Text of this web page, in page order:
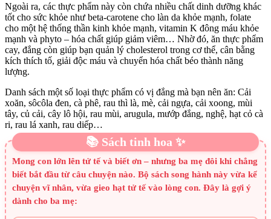
Ngoài ra, các thực phẩm này còn chứa nhiều chất dinh dưỡng khác
tốt cho sức khỏe như beta-carotene cho làn da khỏe mạnh, folate
cho một hệ thống thần kinh khỏe mạnh, vitamin K đông máu khỏe
mạnh và phyto – hóa chất giúp giảm viêm… Nhờ đó, ăn thực phẩm
cay, đắng còn giúp bạn quản lý cholesterol trong cơ thể, cân bằng
kích thích tố, giải độc máu và chuyển hóa chất béo thành năng
lượng.
Danh sách một số loại thực phẩm có vị đắng mà bạn nên ăn: Cải
xoăn, sôcôla đen, cà phê, rau thì là, mè, cải ngựa, cải xoong, mùi
tây, củ cải, cây lô hội, rau mùi, arugula, mướp đắng, nghệ, hạt cỏ cà
ri, rau lá xanh, rau diếp…
📚 Sách tinh hoa ✨
Mong con lớn lên tử tế và biết ơn – nhưng ba mẹ đôi khi chẳng
biết bắt đầu từ câu chuyện nào. Bộ sách song hành này vừa kể
chuyện vĩ nhân, vừa gieo hạt tử tế vào lòng con. Đây là gợi ý
dành cho ba mẹ: